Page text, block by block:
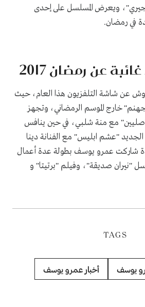
ويعرض المسلسل على إحدى
رمضان.
عن رمضان 2017
عن شاشة التلفزيون هذا العام، حيث
الموسم الرمضاني، وتجهز
مع منة شلبي، في حين ينافس
"عشم ابليس" مع الفنانة دينا
شاركت عمرو يوسف بطولة عدة أعمال
صديقة"، وفيلم "برتيتا" و
TAGS
أخبار عمرو يوسف